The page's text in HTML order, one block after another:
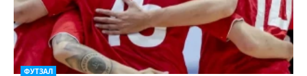
ФУТЗАЛ